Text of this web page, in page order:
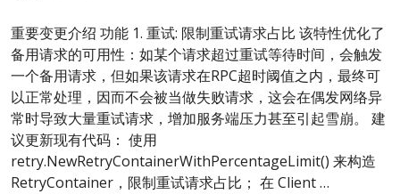
重要变更介绍 功能 1. 重试: 限制重试请求占比 该特性优化了
备用请求的可用性：如某个请求超过重试等待时间，会触发
一个备用请求，但如果该请求在RPC超时阈值之内，最终可
以正常处理，因而不会被当做失败请求，这会在偶发网络异
常时导致大量重试请求，增加服务端压力甚至引起雪崩。 建
议更新现有代码： 使用
retry.NewRetryContainerWithPercentageLimit() 来构造
RetryContainer，限制重试请求占比； 在 Client …